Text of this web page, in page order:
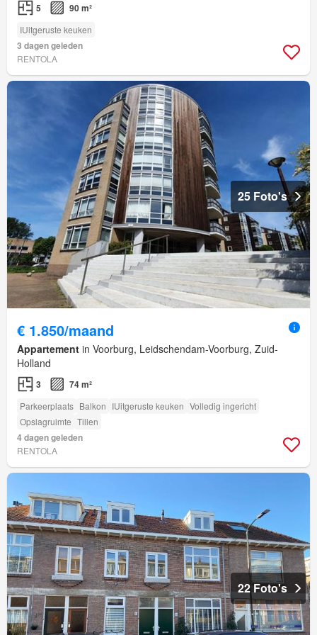
5 90 m²
IUitgeruste keuken
3 dagen geleden
RENTOLA
25 Foto's
€ 1.850/maand
Appartement in Voorburg, Leidschendam-Voorburg, Zuid-
Holland
3 74 m²
Parkeerplaats Balkon IUitgeruste keuken Volledig ingericht
Opslagruimte Tillen
4 dagen geleden
RENTOLA
22 Foto's